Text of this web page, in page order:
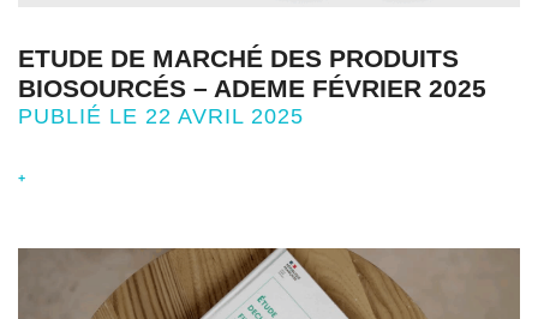
ETUDE DE MARCHÉ DES PRODUITS
BIOSOURCÉS – ADEME FÉVRIER 2025
PUBLIÉ LE 22 AVRIL 2025
+